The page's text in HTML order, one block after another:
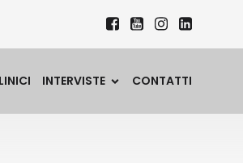
INTERVISTE CONTATTI